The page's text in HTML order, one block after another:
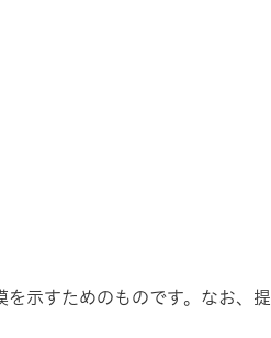
示すためのものです。なお、提